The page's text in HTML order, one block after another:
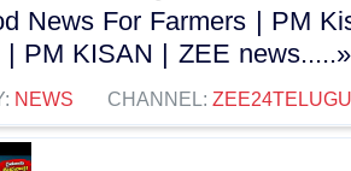
News For Farmers | PM
| PM KISAN | ZEE
NEWS CHANNEL: